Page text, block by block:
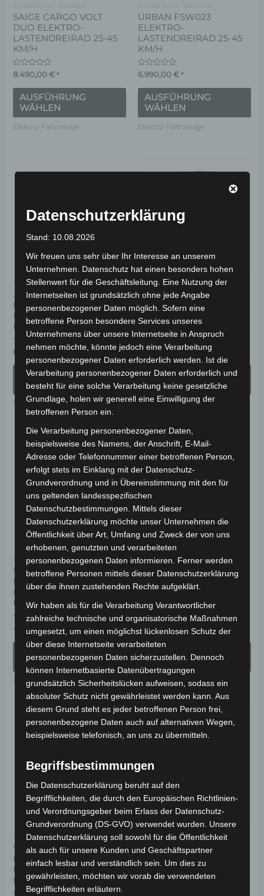
Kostenloser Versand
SAIGE CARGO VOLT
DUO ELEKTRO-
LASTENDREIRAD 25-45
KM/H
Bewertet
mit
0
von
8.490,00€ *
AUSFÜHRUNG
WÄHLEN
können
auf
der
Produktseite
gewählt
werden
Elektro-Fahrzeuge
Kostenloser Versand
URBAN FSW023
ELEKTRO-
LASTENDREIRAD 25-45
KM/H
Bewertet
mit
0
von
6.990,00€ *
AUSFÜHRUNG
WÄHLEN
Elektro-Fahrzeuge
Kostenloser Versand
JONWAY HSL CARGO
ELEKTRO-
LASTENDREIRAD 25-45
KM/H
Bewertet
mit
0
6.590,00€ *
AUSFÜHRUNG
WÄHLEN
mehrere
Die
Optionen
können
auf
der
Produktseite
gewählt
werden
Elektro-Fahrzeuge
Kostenloser Versand
JONWAY HSL PICKUP
ELEKTRO-
LASTENDREIRAD 25-45
KM/H
Bewertet
mit
0
von
5
6.290,00€ *
AUSFÜHRUNG
WÄHLEN
Elektro-Fahrzeuge
Kostenloser Versand
Angebot!
SAIGE CARGO VOLT 25
ELEKTRO-
LASTENDREIRAD 25
KM/H
Bewertet
0
4.990,00€
Ursprünglicher
Preis
war:
4.990,00 €
4.491,00€
Preis
ist:
4.491,00 €.
*
WÄHLEN
Dieses
Produkt
weist
mehrere
Varianten
auf.
Die
Optionen
können
auf
der
Produktseite
gewählt
werden
Elektro-Fahrzeuge
Kostenloser Versand
Angebot!
SAIGE CARGO VOLT 45
ELEKTRO-
LASTENDREIRAD 45
KM/H
Bewertet
mit
von
5
4.990,00€
Ursprünglicher
Preis
war:
4.990,00 €
4.491,00€
ist:
*
WÄHLEN
Elektro-Fahrzeuge
Kostenloser Versand
VOLTA VT5+ PRO
ELEKTRO-
LASTENDREIRAD MIT
HAUBE 25-45 KM/H
Dieses
Produkt
mehrere
Varianten
auf.
Die
Optionen
können
auf
der
Kostenloser Versand
VOLTA VT5 PRO MAX
ELEKTRO-
LASTENDREIRAD MIT
HAUBE 25-45 KM/H
Datenschutzerklärung
Stand: 10.08.2026
Wir freuen uns sehr über Ihr Interesse an unserem
Unternehmen. Datenschutz hat einen besonders hohen
Stellenwert für die Geschäftsleitung. Eine Nutzung der
Internetseiten ist grundsätzlich ohne jede Angabe
personenbezogener Daten möglich. Sofern eine
betroffene Person besondere Services unseres
Unternehmens über unsere Internetseite in Anspruch
nehmen möchte, könnte jedoch eine Verarbeitung
personenbezogener Daten erforderlich werden. Ist die
Verarbeitung personenbezogener Daten erforderlich und
besteht für eine solche Verarbeitung keine gesetzliche
Grundlage, holen wir generell eine Einwilligung der
betroffenen Person ein.
Die Verarbeitung personenbezogener Daten,
beispielsweise des Namens, der Anschrift, E-Mail-
Adresse oder Telefonnummer einer betroffenen Person,
erfolgt stets im Einklang mit der Datenschutz-
Grundverordnung und in Übereinstimmung mit den für
uns geltenden landesspezifischen
Datenschutzbestimmungen. Mittels dieser
Datenschutzerklärung möchte unser Unternehmen die
Öffentlichkeit über Art, Umfang und Zweck der von uns
erhobenen, genutzten und verarbeiteten
personenbezogenen Daten informieren. Ferner werden
betroffene Personen mittels dieser Datenschutzerklärung
über die ihnen zustehenden Rechte aufgeklärt.
Wir haben als für die Verarbeitung Verantwortlicher
zahlreiche technische und organisatorische Maßnahmen
umgesetzt, um einen möglichst lückenlosen Schutz der
über diese Internetseite verarbeiteten
personenbezogenen Daten sicherzustellen. Dennoch
können Internetbasierte Datenübertragungen
grundsätzlich Sicherheitslücken aufweisen, sodass ein
absoluter Schutz nicht gewährleistet werden kann. Aus
diesem Grund steht es jeder betroffenen Person frei,
personenbezogene Daten auch auf alternativen Wegen,
beispielsweise telefonisch, an uns zu übermitteln.
Begriffsbestimmungen
Die Datenschutzerklärung beruht auf den
Begrifflichkeiten, die durch den Europäischen Richtlinien-
und Verordnungsgeber beim Erlass der Datenschutz-
Grundverordnung (DS-GVO) verwendet wurden. Unsere
Datenschutzerklärung soll sowohl für die Öffentlichkeit
als auch für unsere Kunden und Geschäftspartner
einfach lesbar und verständlich sein. Um dies zu
gewährleisten, möchten wir vorab die verwendeten
Begrifflichkeiten erläutern.